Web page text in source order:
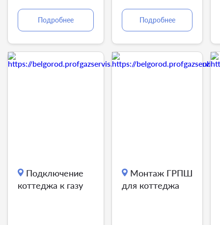
Подробнее Подробнее
Подключение
коттеджа к газу
Монтаж ГРПШ
для коттеджа